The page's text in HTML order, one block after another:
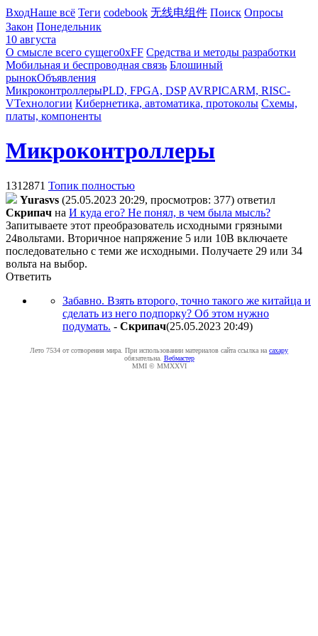
ВходНаше всё Теги codebook 无线电组件 Поиск Опросы
Закон Понедельник
10 августа
О смысле всего сущего0xFF Средства и методы разработки
Мобильная и беспроводная связь Блошиный
рынокОбъявления
МикроконтроллерыPLD, FPGA, DSP AVRPICARM, RISC-
VТехнологии Кибернетика, автоматика, протоколы Схемы,
платы, компоненты
Микроконтроллеры
1312871 Топик полностью
Yurasvs (25.05.2023 20:29, просмотров: 377) ответил
Cкpипaч на И куда его? Не понял, в чем была мысль?
Запитываете этот преобразователь исходными грязными
24вольтами. Вторичное напряжение 5 или 10В включаете
последовательно с теми же исходными. Получаете 29 или 34
вольта на выбор.
Ответить
Забавно. Взять второго, точно такого же китайца и
сделать из него подпорку? Об этом нужно
подумать. - Cкpипaч(25.05.2023 20:49)
Лето 7534 от сотворения мира. При использовании материалов сайта ссылка на caxapу
обязательна. Вебмастер
MMI © MMXXVI